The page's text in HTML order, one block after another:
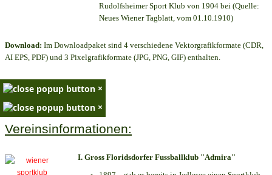
Rudolfsheimer Sport Klub von 1904 bei (Quelle:
Neues Wiener Tagblatt, vom 01.10.1910)
Download: Im Downloadpaket sind 4 verschiedene Vektorgrafikformate (CDR,
AI EPS, PDF) und 3 Pixelgrafikformate (JPG, PNG, GIF) enthalten.
×
×
Vereinsinformationen:
I. Gross Floridsdorfer Fussballklub "Admira"